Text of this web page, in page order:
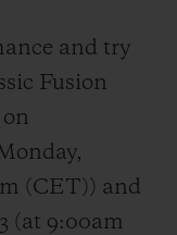
and try
Fusion
(CET)) and
(at 9:00am